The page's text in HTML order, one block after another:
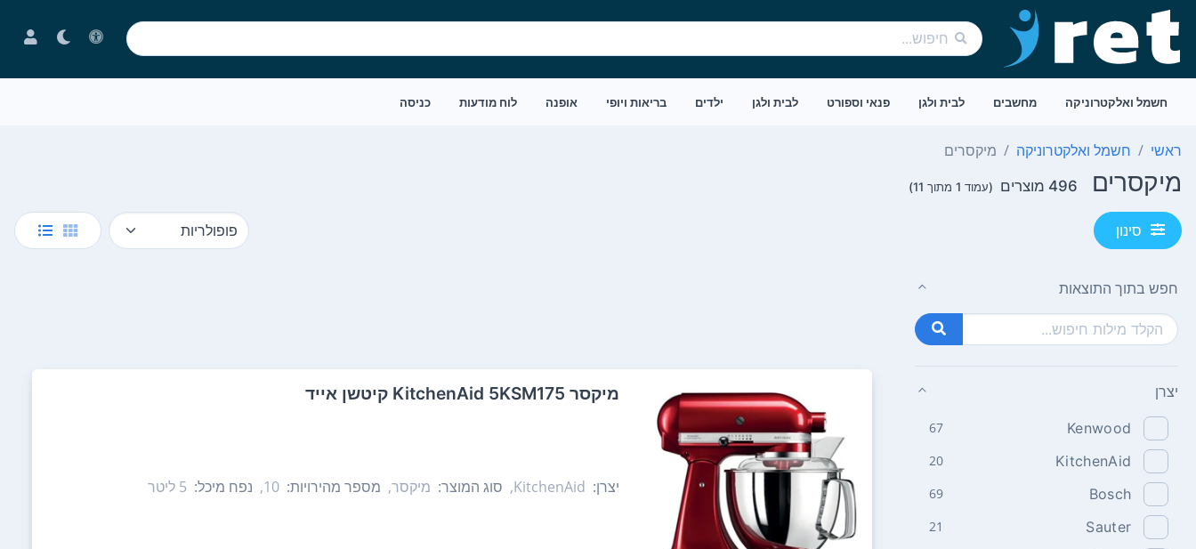
חשמל ואלקטרוניקה מחשבים לבית ולגן פנאי וספורט לבית ולגן ילדים בריאות ויופי אופנה לוח מודעות כניסה
ראשי חשמל ואלקטרוניקה מיקסרים
מיקסרים 496 מוצרים (עמוד 1 מתוך 11)
סינון
חפש בתוך התוצאות
יצרן
Kenwood
67
KitchenAid
20
Bosch
69
Sauter
21
‏מיקסר KitchenAid 5KSM175 קיטשן אייד
יצרן: KitchenAid, סוג המוצר: מיקסר, מספר מהירויות: 10, נפח מיכל: 5‏ ליטר